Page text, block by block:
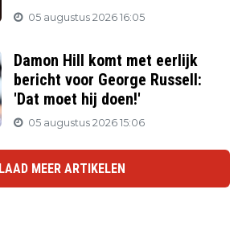
05 augustus 2026 16:05
Damon Hill komt met eerlijk
bericht voor George Russell:
'Dat moet hij doen!'
05 augustus 2026 15:06
LAAD MEER ARTIKELEN